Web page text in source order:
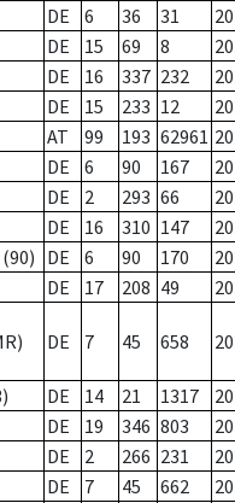
DE 6 36 31
DE 15 69 8
DE 16 337 232
DE 15 233 12
AT 99 193 62961
DE 6 90 167
DE 2 293 66
DE 16 310 147
DE 6 90 170
DE 17 208 49
DE 7 45 658
DE 14 21 1317
DE 19 346 803
DE 2 266 231
DE 7 45 662